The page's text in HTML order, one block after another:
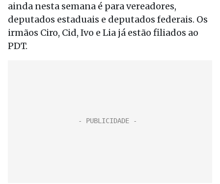
ainda nesta semana é para vereadores,
deputados estaduais e deputados federais. Os
irmãos Ciro, Cid, Ivo e Lia já estão filiados ao
PDT.